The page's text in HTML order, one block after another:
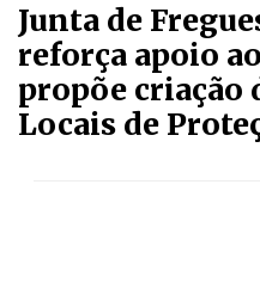
Junta de
reforça apoio
propõe criação
Locais de